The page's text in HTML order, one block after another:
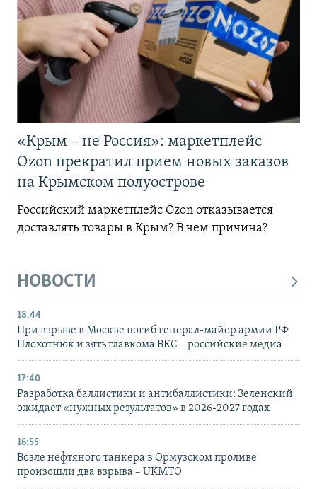
«Крым – не Россия»: маркетплейс
Ozon прекратил прием новых заказов
на Крымском полуострове
Российский маркетплейс Ozon отказывается
доставлять товары в Крым? В чем причина?
НОВОСТИ
18:44
При взрыве в Москве погиб генерал-майор армии РФ
Плохотнюк и зять главкома ВКС – российские медиа
17:40
Разработка баллистики и антибаллистики: Зеленский
ожидает «нужных результатов» в 2026-2027 годах
16:55
Возле нефтяного танкера в Ормузском проливе
произошли два взрыва – UKMTO